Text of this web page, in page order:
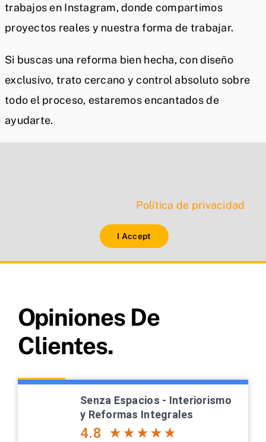
trabajos en Instagram, donde compartimos
proyectos reales y nuestra forma de trabajar.
Si buscas una reforma bien hecha, con diseño
exclusivo, trato cercano y control absoluto sobre
todo el proceso, estaremos encantados de
ayudarte.
Política de privacidad
I Accept
Opiniones De
Clientes.
Senza Espacios - Interiorismo
y Reformas Integrales
4.8